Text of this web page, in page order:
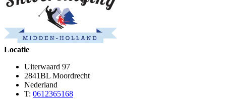
Locatie
Uiterwaard 97
2841BL Moordrecht
Nederland
T: 0612365168